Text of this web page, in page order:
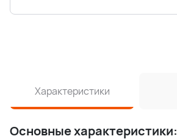
Характеристики
Основные характеристики: